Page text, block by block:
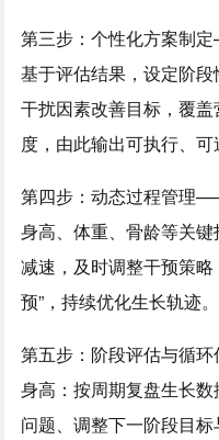
第三步：个性化方案制
基于评估结果，设定阶
干扰因素改善目标，覆
度，由此输出可执行、可
第四步：动态过程管理
身高、体重、骨龄等关
减速，及时调整干预策略
预”，持续优化生长轨迹。
第五步：阶段评估与循
身高：按周期复盘生长
问题、调整下一阶段目